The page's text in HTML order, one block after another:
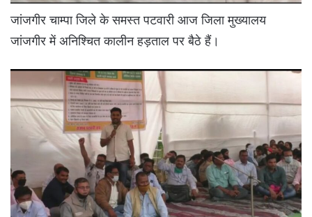
जांजगीर चाम्पा जिले के समस्त पटवारी आज जिला मुख्यालय
जांजगीर में अनिश्चित कालीन हड़ताल पर बैठे हैं।